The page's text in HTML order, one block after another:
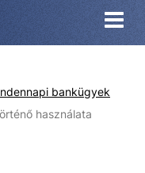
bankügyek
használata